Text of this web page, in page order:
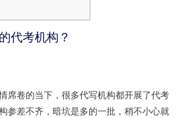
代考机构？
席卷的当下，很多代写机构都开展了代考
参差不齐，暗坑是多的一批，稍不小心就